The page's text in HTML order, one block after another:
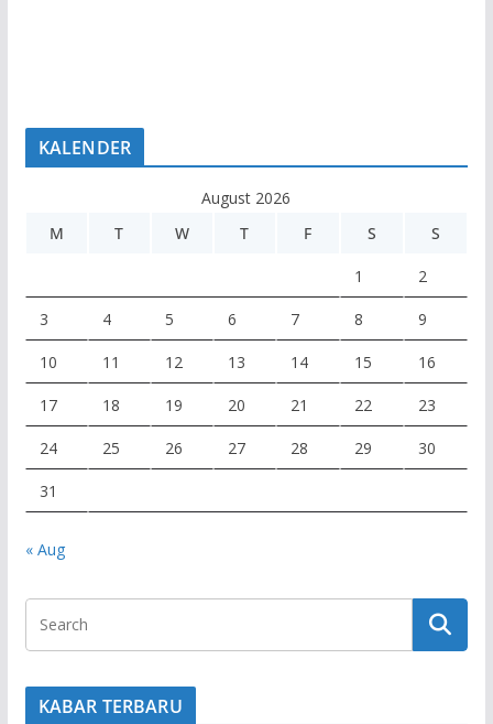
KALENDER
August 2026
M
T W T F S S
1 2
3 4 5 6 7 8 9
10 11 12 13 14 15 16
17 18 19 20 21 22 23
24 25 26 27 28 29 30
31
« Aug
KABAR TERBARU